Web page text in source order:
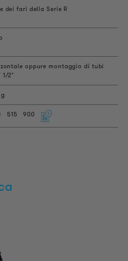
dei fari della Serie R
oppure montaggio di tubi
1/2"
515 900